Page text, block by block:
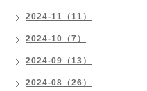
2024-11（11）
2024-10（7）
2024-09（13）
2024-08（26）